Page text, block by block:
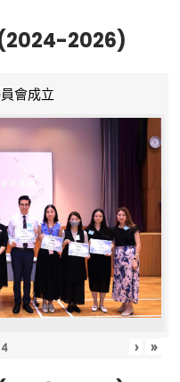
(2024-2026)
會成立
4 › »